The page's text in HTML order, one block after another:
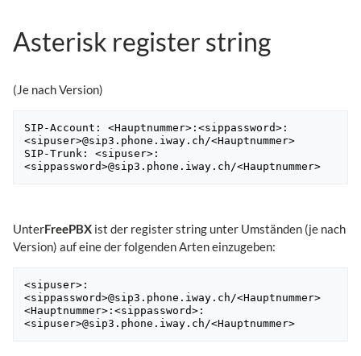
Asterisk register string
(Je nach Version)
SIP-Account: <Hauptnummer>:<sippassword>:
<sipuser>@sip3.phone.iway.ch/<Hauptnummer>
SIP-Trunk: <sipuser>:
<sippassword>@sip3.phone.iway.ch/<Hauptnummer>
​UnterFreePBX ist der register string unter Umständen (je nach
Version) auf eine der folgenden Arten einzugeben:
<sipuser>:
<sippassword>@sip3.phone.iway.ch/<Hauptnummer>
<Hauptnummer>:<sippassword>:
<sipuser>@sip3.phone.iway.ch/<Hauptnummer>